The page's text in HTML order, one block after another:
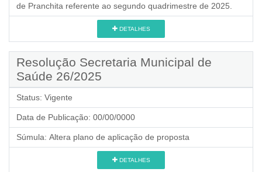
de Pranchita referente ao segundo quadrimestre de 2025.
DETALHES
Resolução Secretaria Municipal de
Saúde 26/2025
Status: Vigente
Data de Publicação: 00/00/0000
Súmula: Altera plano de aplicação de proposta
DETALHES